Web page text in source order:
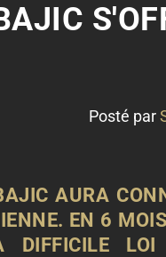
Posté par
AURA
EN 6
DIFFICILE LOI